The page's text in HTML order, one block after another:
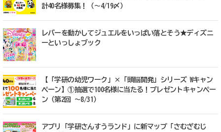
計40名様募集！（〜4/19〆）
レバーを動かしてジュエルをいっぱい落とそう★ディズニ
ーといっしょブック
【「学研の幼児ワーク」×「頭脳開発」シリーズ Wキャン
ペーン】①抽選で100名様に当たる！プレゼントキャンペー
ン（第2回 ～8/31）
アプリ「学研さんすうランド」に新マップ「さむざむじ